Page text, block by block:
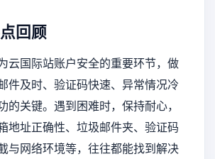
回顾
云国际站账户安全的重要环节，做
件及时、验证码快速、异常情况冷
的关键。遇到困难时，保持耐心，
地址正确性、垃圾邮件夹、验证码
与网络环境等，往往都能找到解决